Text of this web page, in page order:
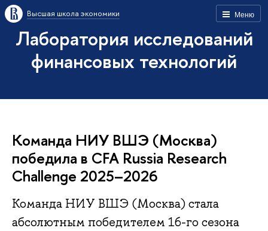
Меню
Высшая школа экономики
Лаборатория исследований
финансовых технологий
Команда НИУ ВШЭ (Москва)
победила в CFA Russia Research
Challenge 2025–2026
Команда НИУ ВШЭ (Москва) стала
абсолютным победителем 16-го сезона